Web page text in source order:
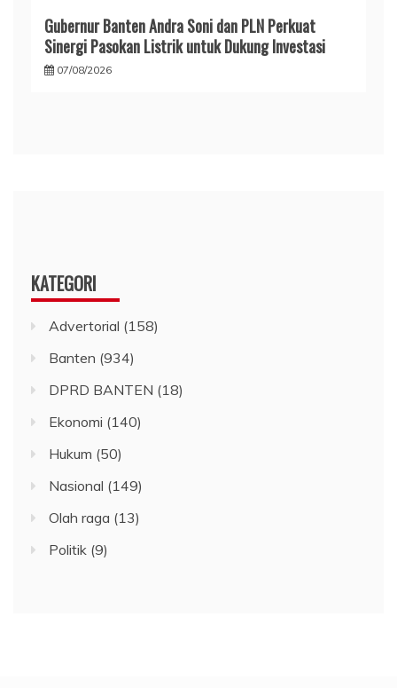
Gubernur Banten Andra Soni dan PLN Perkuat
Sinergi Pasokan Listrik untuk Dukung Investasi
07/08/2026
KATEGORI
Advertorial (158)
Banten (934)
DPRD BANTEN (18)
Ekonomi (140)
Hukum (50)
Nasional (149)
Olah raga (13)
Politik (9)